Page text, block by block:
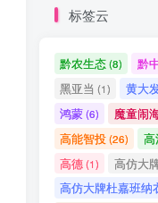
标签云
黔农生态(8) 黔
黑亚当 (1) 黄大
鸿蒙(6) 魔童闹
高能智投(26)
高德(1) 高仿大
高仿大牌杜嘉班纳